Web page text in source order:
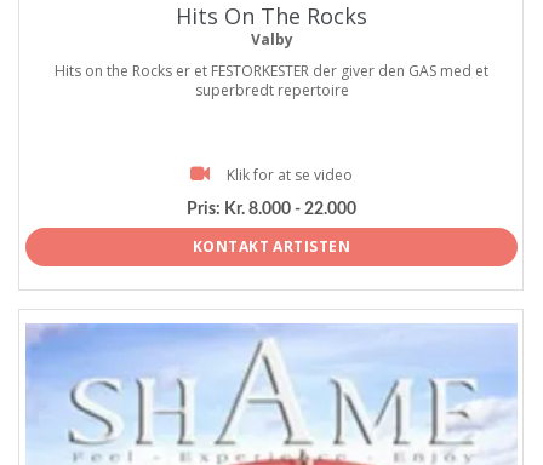
Hits On The Rocks
Valby
Hits on the Rocks er et FESTORKESTER der giver den GAS med et
superbredt repertoire
Klik for at se video
Pris: Kr. 8.000 - 22.000
KONTAKT ARTISTEN